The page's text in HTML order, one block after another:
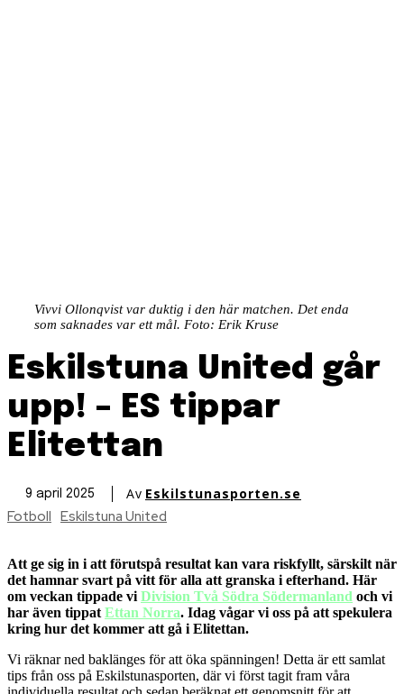
Vivvi Ollonqvist var duktig i den här matchen. Det enda
som saknades var ett mål. Foto: Erik Kruse
Eskilstuna United går
upp! – ES tippar
Elitettan
9 april 2025 Av Eskilstunasporten.se
Fotboll Eskilstuna United
Att ge sig in i att förutspå resultat kan vara riskfyllt, särskilt när
det hamnar svart på vitt för alla att granska i efterhand. Här
om veckan tippade vi Division Två Södra Södermanland och vi
har även tippat Ettan Norra. Idag vågar vi oss på att spekulera
kring hur det kommer att gå i Elitettan.
Vi räknar ned baklänges för att öka spänningen! Detta är ett samlat
tips från oss på Eskilstunasporten, där vi först tagit fram våra